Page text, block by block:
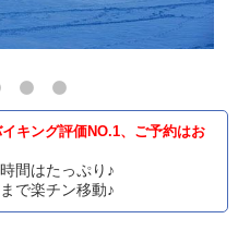
キング評価NO.1、ご予約はお
間はたっぷり♪
で楽チン移動♪